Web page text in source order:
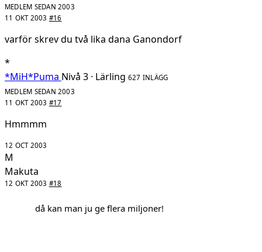
MEDLEM SEDAN 2003
11 OKT 2003 #16
varför skrev du två lika dana Ganondorf
*
*MiH*Puma Nivå 3 · Lärling 627 INLÄGG
MEDLEM SEDAN 2003
11 OKT 2003 #17
Hmmmm
12 OCT 2003
M
Makuta
12 OKT 2003 #18
då kan man ju ge flera miljoner!